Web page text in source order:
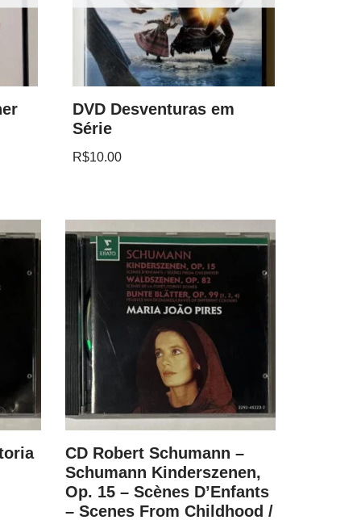
DVD Desventuras em
Série
R$10.00
CD Robert Schumann –
Schumann Kinderszenen,
Op. 15 – Scènes D’Enfants
– Scenes From Childhood /